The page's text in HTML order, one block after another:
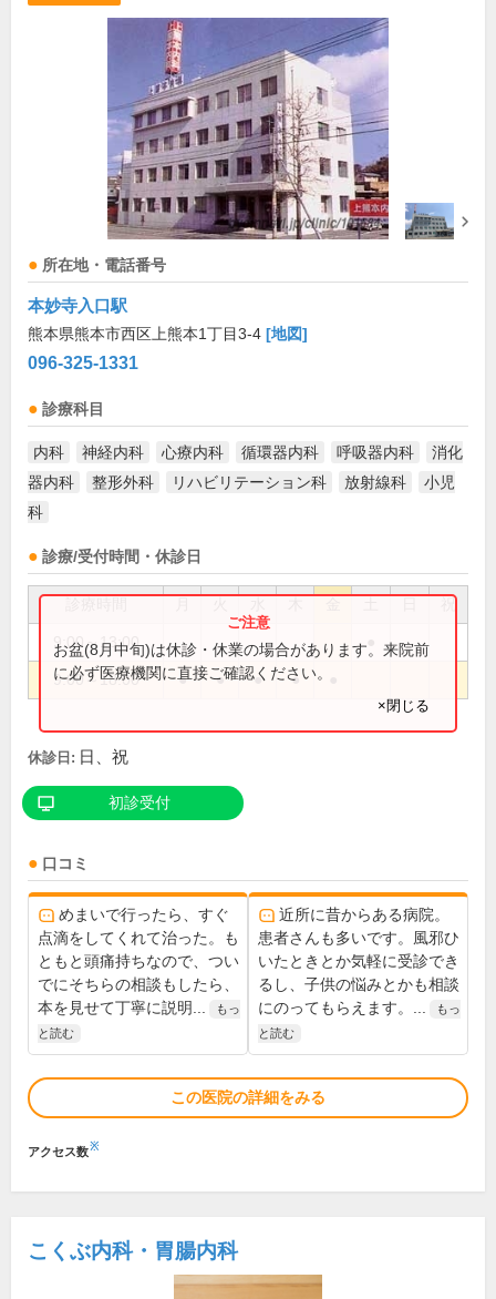
所在地・電話番号
本妙寺入口駅
熊本県熊本市西区上熊本1丁目3-4 [地図]
096-325-1331
診療科目
内科 神経内科 心療内科 循環器内科 呼吸器内科
消化
器内科
整形外科 リハビリテーション科 放射線科
小児
科
診療/受付時間・休診日
祝
9:00～13:00
9:00～18:00 ● ● ● ●
お盆(8月中旬)は休診・休業の場合があります。来院前
に必ず医療機関に直接ご確認ください。
×閉じる
休診日: 日、祝
初診受付
口コミ
めまいで行ったら、すぐ
点滴をしてくれて治った。も
ともと頭痛持ちなので、つい
でにそちらの相談もしたら、
本を見せて丁寧に説明...
もっ
と読む
近所に昔からある病院。
患者さんも多いです。風邪ひ
いたときとか気軽に受診でき
るし、子供の悩みとかも相談
にのってもらえます。...
もっ
と読む
この医院の詳細をみる
アクセス数※
こくぶ内科・胃腸内科